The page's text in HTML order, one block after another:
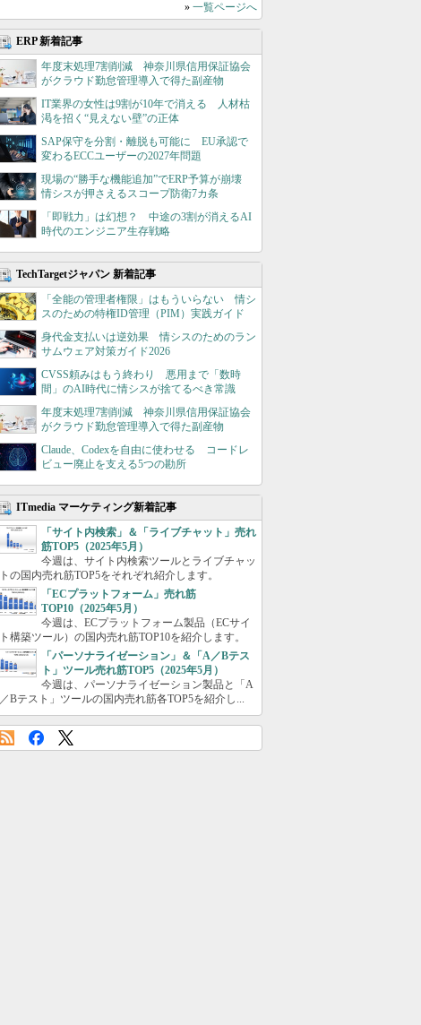
» 一覧ページへ
ERP 新着記事
年度末処理7割削減 神奈川県信用保証協会
がクラウド勤怠管理導入で得た副産物
IT業界の女性は9割が10年で消える 人材枯
渇を招く“見えない壁”の正体
SAP保守を分割・離脱も可能に EU承認で
変わるECCユーザーの2027年問題
現場の“勝手な機能追加”でERP予算が崩壊
情シスが押さえるスコープ防衛7カ条
「即戦力」は幻想？ 中途の3割が消えるAI
時代のエンジニア生存戦略
TechTargetジャパン 新着記事
「全能の管理者権限」はもういらない 情シ
スのための特権ID管理（PIM）実践ガイド
身代金支払いは逆効果 情シスのためのラン
サムウェア対策ガイド2026
CVSS頼みはもう終わり 悪用まで「数時
間」のAI時代に情シスが捨てるべき常識
年度末処理7割削減 神奈川県信用保証協会
がクラウド勤怠管理導入で得た副産物
Claude、Codexを自由に使わせる コードレ
ビュー廃止を支える5つの勘所
ITmedia マーケティング新着記事
「サイト内検索」＆「ライブチャット」売れ
筋TOP5（2025年5月）
今週は、サイト内検索ツールとライブチャッ
トの国内売れ筋TOP5をそれぞれ紹介します。
「ECプラットフォーム」売れ筋
TOP10（2025年5月）
今週は、ECプラットフォーム製品（ECサイ
ト構築ツール）の国内売れ筋TOP10を紹介します。
「パーソナライゼーション」＆「A／Bテス
ト」ツール売れ筋TOP5（2025年5月）
今週は、パーソナライゼーション製品と「A
／Bテスト」ツールの国内売れ筋各TOP5を紹介し...